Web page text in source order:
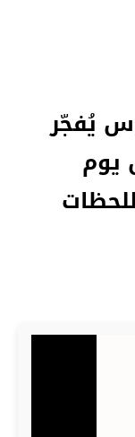
يُفجّر
يوم